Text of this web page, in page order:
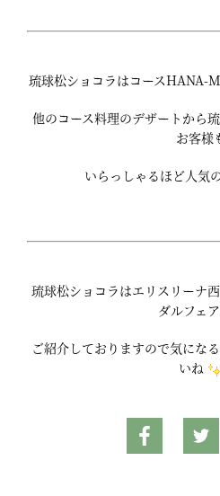
琉球松ショコラはコースHANA-
他のコース料理のデザートから
お客様
いらっしゃるほど人気
琉球松ショコラはエリスリーナ
ダルフェ
ご紹介しておりますので気にな
いね